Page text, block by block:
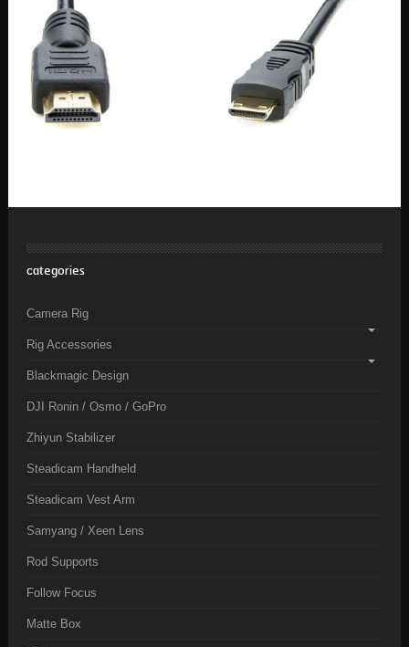
categories
Camera Rig
Rig Accessories
Blackmagic Design
DJI Ronin / Osmo / GoPro
Zhiyun Stabilizer
Steadicam Handheld
Steadicam Vest Arm
Samyang / Xeen Lens
Rod Supports
Follow Focus
Matte Box